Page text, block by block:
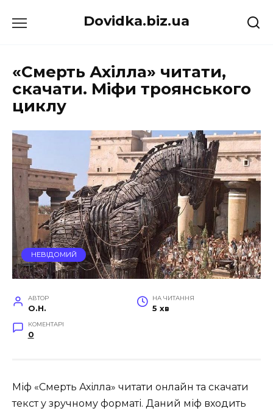
до
Dovidka.biz.ua
«Смерть Ахілла» читати,
скачати. Міфи троянського
циклу
НЕВІДОМИЙ
АВТОР
O.H.
НА ЧИТАННЯ
5 хв
КОМЕНТАРІ
0
Міф «Смерть Ахілла» читати онлайн та скачати
текст у зручному форматі. Даний міф входить